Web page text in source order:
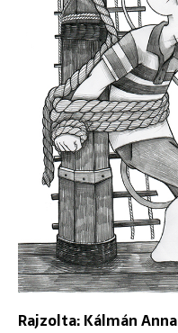
Rajzolta: Kálmán Anna